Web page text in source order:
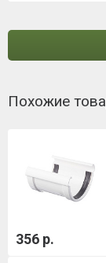
Похожие
356 р.